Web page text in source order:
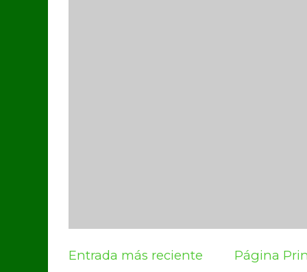
Entrada más reciente Página